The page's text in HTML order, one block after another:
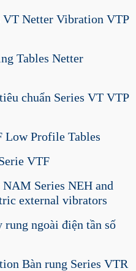
VT Netter Vibration VTP
Tables Netter
chuẩn Series VT VTP
Low Profile Tables
VTF
Series NEH and
external vibrators
ngoài điện tần số
Bàn rung Series VTR